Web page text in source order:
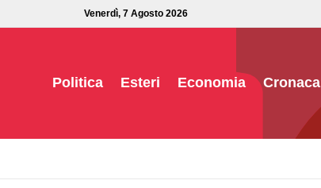
Venerdì, 7 Agosto 2026
Politica Esteri Economia Cronaca